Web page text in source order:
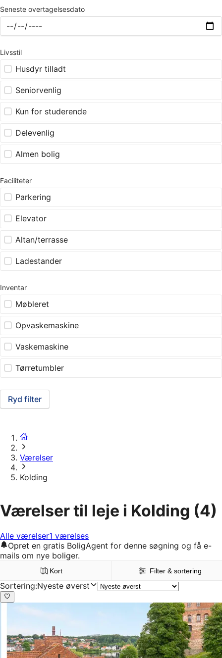
Seneste overtagelsesdato
Livsstil
Husdyr tilladt
Seniorvenlig
Kun for studerende
Delevenlig
Almen bolig
Faciliteter
Parkering
Elevator
Altan/terrasse
Ladestander
Inventar
Møbleret
Opvaskemaskine
Vaskemaskine
Tørretumbler
Ryd filter
Værelser
Kolding
Værelser til leje i Kolding (4)
Alle værelser1 værelses
Opret en gratis BoligAgent for denne søgning og få e-
mails om nye boliger.
Kort Filter & sortering
Sortering:Nyeste øverst